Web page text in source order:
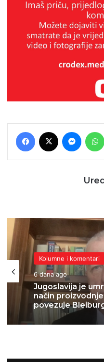
Facebook
Kolumne i komentari
6 dana ago
Jugoslavija je
način
Kolumne i komentari
7 dana ago
KAKVA